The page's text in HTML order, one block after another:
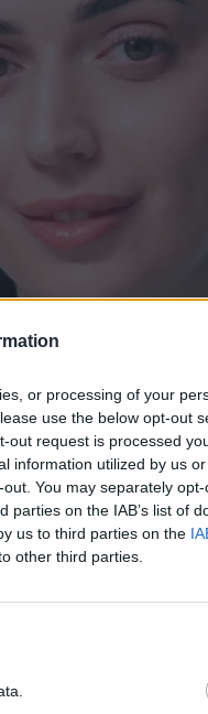
or processing of your
use the below opt-out
out request is processed
information utilized by us
You may separately
on the IAB’s list of
us to third parties on the
other third parties.